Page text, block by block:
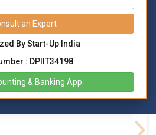
Consult an Expert
By Start-Up India
: DPIIT34198
& Banking App